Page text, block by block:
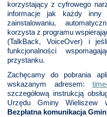
korzystający z cyfrowego
informacje jak każdy inny
zainstalowaniu,
korzysta z programu
(TalkBack, VoiceOver) i
funkcjonalności
przystanku.
Zachęcamy do pobrania
wskazanym adresem:
szczegółową instrukcją
Urzędu Gminy Wieliszew
Bezpłatna komunikacja